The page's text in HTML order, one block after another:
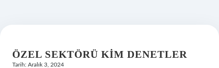
ÖZEL SEKTÖRÜ KIM DENETLER
Tarih: Aralık 3, 2024